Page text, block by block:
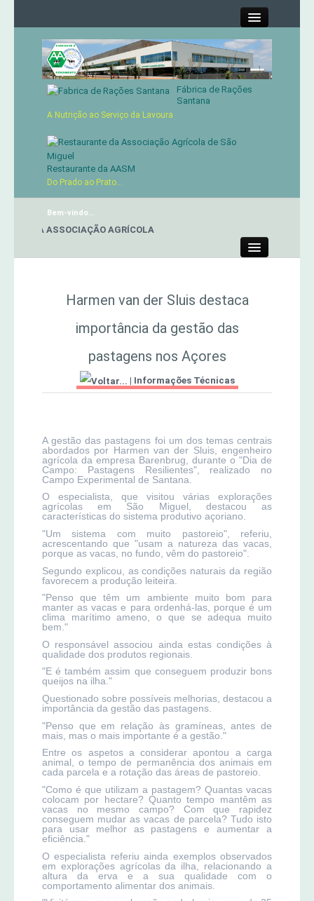
Contactos
Serviços
Publicações AASM
Fábrica de Rações
Santana
A Nutrição ao Serviço da Lavoura
Restaurante da AASM
Do Prado ao Prato...
Bem-vindo...
DA ASSOCIAÇÃO AGRÍCOLA
MERCADO AGRÍCOLA DE SANTANA
Harmen van der Sluis destaca
importância da gestão das
pastagens nos Açores
| Informações Técnicas
A gestão das pastagens foi um dos temas centrais
abordados por Harmen van der Sluis, engenheiro
agrícola da empresa Barenbrug, durante o "Dia de
Campo: Pastagens Resilientes", realizado no
Campo Experimental de Santana.
O especialista, que visitou várias explorações
agrícolas em São Miguel, destacou as
características do sistema produtivo açoriano.
"Um sistema com muito pastoreio", referiu,
acrescentando que "usam a natureza das vacas,
porque as vacas, no fundo, vêm do pastoreio".
Segundo explicou, as condições naturais da região
favorecem a produção leiteira.
"Penso que têm um ambiente muito bom para
manter as vacas e para ordenhá-las, porque é um
clima marítimo ameno, o que se adequa muito
bem."
O responsável associou ainda estas condições à
qualidade dos produtos regionais.
"E é também assim que conseguem produzir bons
queijos na ilha."
Questionado sobre possíveis melhorias, destacou a
importância da gestão das pastagens.
"Penso que em relação às gramíneas, antes de
mais, mas o mais importante é a gestão."
Entre os aspetos a considerar apontou a carga
animal, o tempo de permanência dos animais em
cada parcela e a rotação das áreas de pastoreio.
"Como é que utilizam a pastagem? Quantas vacas
colocam por hectare? Quanto tempo mantêm as
vacas no mesmo campo? Com que rapidez
conseguem mudar as vacas de parcela? Tudo isto
para usar melhor as pastagens e aumentar a
eficiência."
O especialista referiu ainda exemplos observados
em explorações agrícolas da ilha, relacionando a
altura da erva e a sua qualidade com o
comportamento alimentar dos animais.